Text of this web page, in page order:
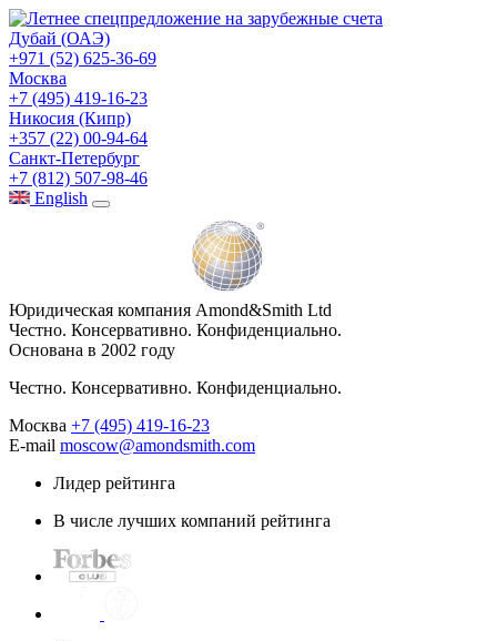
Дубай (ОАЭ)
+971 (52) 625-36-69
Москва
+7 (495) 419-16-23
Никосия (Кипр)
+357 (22) 00-94-64
Санкт-Петербург
+7 (812) 507-98-46
English
Юридическая компания Amond&Smith Ltd
Честно. Консервативно. Конфиденциально.
Основана в 2002 году
Честно. Консервативно. Конфиденциально.
Москва +7 (495) 419-16-23
E-mail moscow@amondsmith.com
Лидер рейтинга
В числе лучших компаний рейтинга